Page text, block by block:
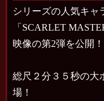
シリーズの人気キャ
「SCARLET
映像の第2弾を公開！
総尺２分３５秒の大
場！